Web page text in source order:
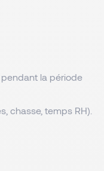
la période
chasse, temps RH).